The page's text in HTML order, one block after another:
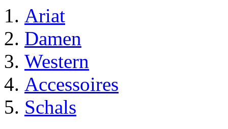
Ariat
Damen
Western
Accessoires
Schals